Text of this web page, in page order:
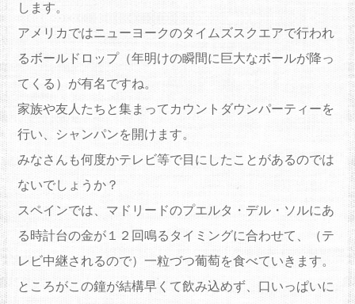
します。
アメリカではニューヨークのタイムズスクエアで行われ
るボールドロップ（年明けの瞬間に巨大なボールが降っ
てくる）が有名ですね。
家族や友人たちと集まってカウントダウンパーティーを
行い、シャンパンを開けます。
みなさんも何度かテレビ等で目にしたことがあるのでは
ないでしょ うか？
スペインでは、マドリードのプエルタ・デル・ ソルにあ
る時計台の金が１２回鳴るタイミングに合わせて、（テ
レビ中継されるので）一粒づつ葡萄を食べていきます。
ところがこの鐘が結構早くて飲み込めず、口いっぱいに